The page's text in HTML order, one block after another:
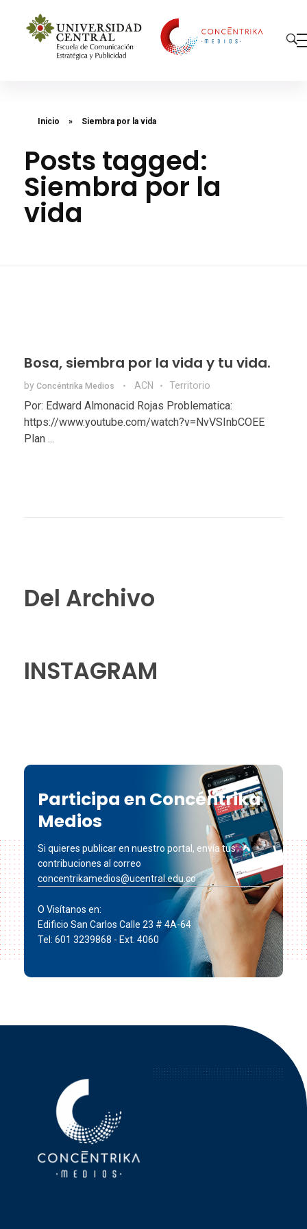
Inicio » Siembra por la vida
Posts tagged:
Siembra por la
vida
Bosa, siembra por la vida y tu vida.
by Concéntrika Medios ACN Territorio
Por: Edward Almonacid Rojas Problematica:
https://www.youtube.com/watch?v=NvVSInbCOEE
Plan ...
Del Archivo
INSTAGRAM
Participa en Concéntrika
Medios
Si quieres publicar en nuestro portal, envía tus
contribuciones al correo
concentrikamedios@ucentral.edu.co
O Visítanos en:
Edificio San Carlos Calle 23 # 4A-64
Tel: 601 3239868 - Ext. 4060